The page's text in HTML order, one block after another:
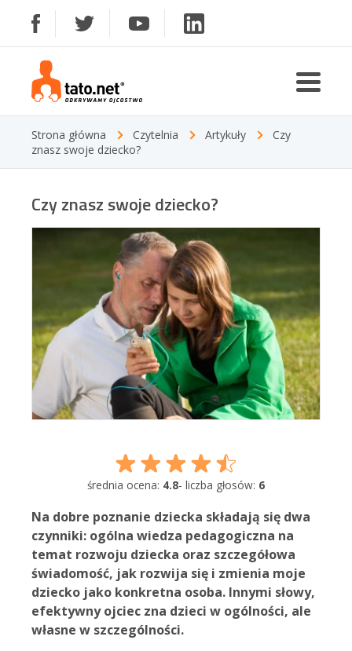
Strona główna Czytelnia Artykuły
Czy
znasz swoje dziecko?
Czy znasz swoje dziecko?
średnia ocena: 4.8- liczba głosów: 6
Na dobre poznanie dziecka składają się dwa
czynniki: ogólna wiedza pedagogiczna na
temat rozwoju dziecka oraz szczegółowa
świadomość, jak rozwija się i zmienia moje
dziecko jako konkretna osoba. Innymi słowy,
efektywny ojciec zna dzieci w ogólności, ale
własne w szczególności.